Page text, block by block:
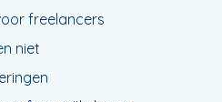
freelancers
niet